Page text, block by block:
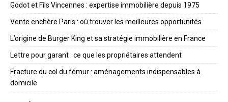
Godot et Fils Vincennes : expertise immobilière depuis 1975
Vente enchère Paris : où trouver les meilleures opportunités
L’origine de Burger King et sa stratégie immobilière en France
Lettre pour garant : ce que les propriétaires attendent
Fracture du col du fémur : aménagements indispensables à
domicile